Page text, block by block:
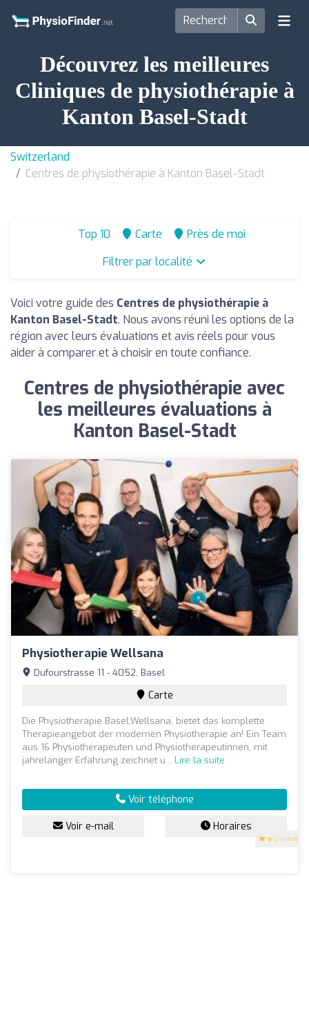
Découvrez les meilleures
Cliniques de physiothérapie à
Kanton Basel-Stadt
Switzerland
Centres de physiothérapie à Kanton Basel-Stadt
Top 10 Carte
Près de moi
Filtrer par localité
Voici votre guide des Centres de physiothérapie à
Kanton Basel-Stadt. Nous avons réuni les options de la
région avec leurs évaluations et avis réels pour vous
aider à comparer et à choisir en toute confiance.
Centres de physiothérapie avec
les meilleures évaluations à
Kanton Basel-Stadt
Physiotherapie Wellsana
5 (111 avis)
Dufourstrasse 11 - 4052, Basel
Carte
Die Physiotherapie Basel,Wellsana, bietet das komplette
Therapieangebot der modernen Physiotherapie an! Ein Team
aus 16 Physiotherapeuten und Physiotherapeutinnen, mit
jahrelanger Erfahrung zeichnet u... Lire la suite
Voir téléphone
Voir e-mail Horaires